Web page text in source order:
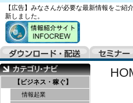
【広告】みなさんが必要な最新情報をご紹
新しました。
【ビジネス・稼ぐ】
情報起業